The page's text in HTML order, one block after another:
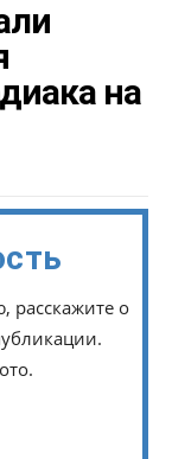
на
расскажите о